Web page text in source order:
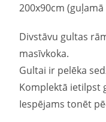
200x90cm
Divstāvu gultas
masīvkoka.
Gultai ir pelēka
Komplektā ietilpst
Iespējams tonēt